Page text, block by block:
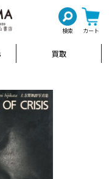
検索 カート
買取